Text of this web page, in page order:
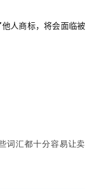
人商标，将会面临被
词汇都十分容易让卖